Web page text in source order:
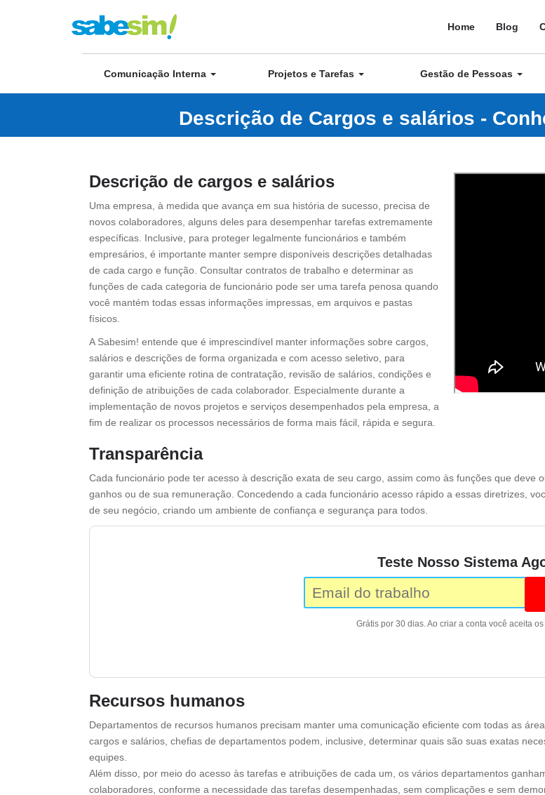
Home Blog
Comunicação Interna Projetos e Tarefas Gestão de Pessoas
Descrição de Cargos e salários -
Descrição de cargos e salários
Uma empresa, à medida que avança em sua história de sucesso, precisa de
novos colaboradores, alguns deles para desempenhar tarefas extremamente
específicas. Inclusive, para proteger legalmente funcionários e também
empresários, é importante manter sempre disponíveis descrições detalhadas
de cada cargo e função. Consultar contratos de trabalho e determinar as
funções de cada categoria de funcionário pode ser uma tarefa penosa quando
você mantém todas essas informações impressas, em arquivos e pastas
físicos.
A Sabesim! entende que é imprescindível manter informações sobre cargos,
salários e descrições de forma organizada e com acesso seletivo, para
garantir uma eficiente rotina de contratação, revisão de salários, condições e
definição de atribuições de cada colaborador. Especialmente durante a
implementação de novos projetos e serviços desempenhados pela empresa, a
fim de realizar os processos necessários de forma mais fácil, rápida e segura.
Transparência
Cada funcionário pode ter acesso à descrição exata de seu cargo, assim como às funções que deve
ganhos ou de sua remuneração. Concedendo a cada funcionário acesso rápido a essas diretrizes,
de seu negócio, criando um ambiente de confiança e segurança para todos.
Teste Nosso Sistema
Grátis por 30 dias. Ao criar a conta você aceita os
Recursos humanos
Departamentos de recursos humanos precisam manter uma comunicação eficiente com todas as
cargos e salários, chefias de departamentos podem, inclusive, determinar quais são suas exatas
equipes.
Além disso, por meio do acesso às tarefas e atribuições de cada um, os vários departamentos
colaboradores, conforme a necessidade das tarefas desempenhadas, sem complicações e sem